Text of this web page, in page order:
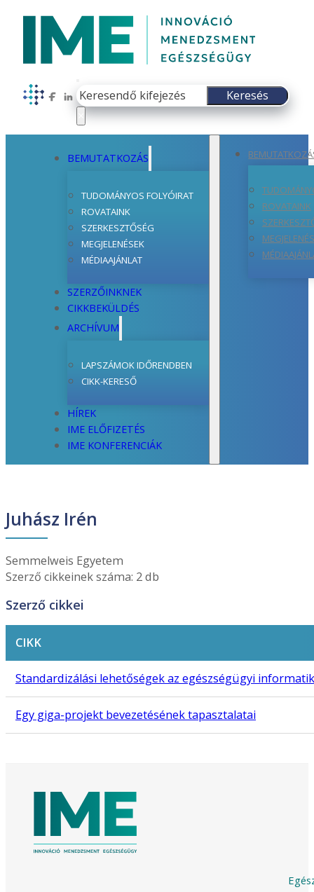
Follow us on Facebook
Follow us on LinkedIn
Keresés
Keresés
BEMUTATKOZÁS
TUDOMÁNYOS FOLYÓIRAT
ROVATAINK
SZERKESZTŐSÉG
MEGJELENÉSEK
MÉDIAAJÁNLAT
SZERZŐINKNEK
CIKKBEKÜLDÉS
ARCHÍVUM
LAPSZÁMOK IDŐRENDBEN
CIKK-KERESŐ
HÍREK
IME ELŐFIZETÉS
IME KONFERENCIÁK
ROVATAINK
Juhász Irén
Semmelweis Egyetem
Szerző cikkeinek száma: 2 db
Szerző cikkei
CIKK
Standardizálási lehetőségek az egészségügyi
Egy giga-projekt bevezetésének tapasztalatai